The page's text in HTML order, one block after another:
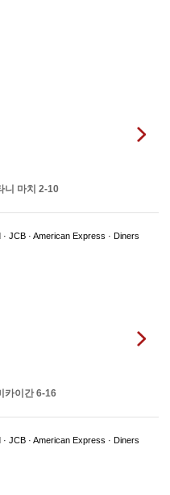
니 마치 2-10
JCB · American Express · Diners
카이간 6-16
JCB · American Express · Diners